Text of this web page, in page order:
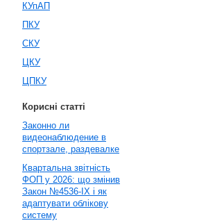
КУпАП
ПКУ
СКУ
ЦКУ
ЦПКУ
Корисні статті
Законно ли
видеонаблюдение в
спортзале, раздевалке
Квартальна звітність
ФОП у 2026: що змінив
Закон №4536-IX і як
адаптувати облікову
систему